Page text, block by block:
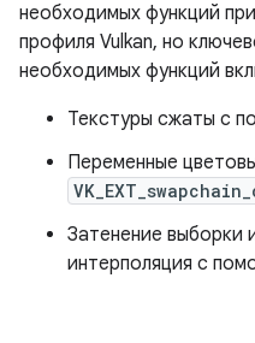
необходимых функций
профиля Vulkan, но
необходимых функций
Текстуры сжаты с
Переменные
Затенение выборки
интерполяция с